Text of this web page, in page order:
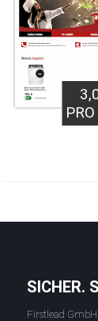
SICHER.
Firstlead